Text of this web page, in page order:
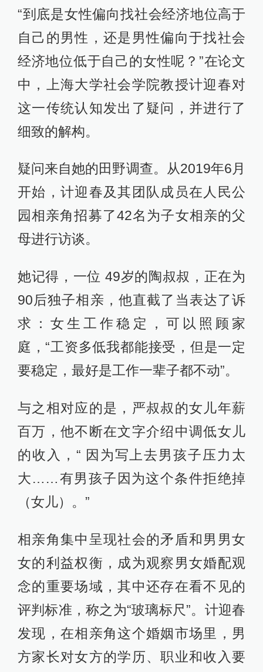
“到底是女性偏向找社会经济地位高于
自己的男性，还是男性偏向于找社会
经济地位低于自己的女性呢？”在论文
中，上海大学社会学院教授计迎春对
这一传统认知发出了疑问，并进行了
细致的解构。
疑问来自她的田野调查。从2019年6月
开始，计迎春及其团队成员在人民公
园相亲角招募了42名为子女相亲的父
母进行访谈。
她记得，一位 49岁的陶叔叔，正在为
90后独子相亲，他直截了当表达了诉
求：女生工作稳定，可以照顾家
庭，“工资多低我都能接受，但是一定
要稳定，最好是工作一辈子都不动”。
与之相对应的是，严叔叔的女儿年薪
百万，他不断在文字介绍中调低女儿
的收入，“ 因为写上去男孩子压力太
大……有男孩子因为这个条件拒绝掉
（女儿）。”
相亲角集中呈现社会的矛盾和男男女
女的利益权衡，成为观察男女婚配观
念的重要场域，其中还存在看不见的
评判标准，称之为“玻璃标尺”。计迎春
发现，在相亲角这个婚姻市场里，男
方家长对女方的学历、职业和收入要